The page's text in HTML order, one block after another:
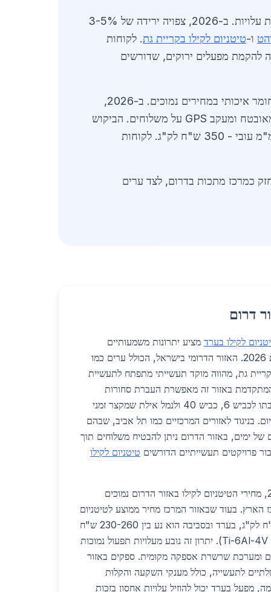
ספקים מרכזיים של טיטניום לקילו בערד משקיעים בטכנולוגיות חדשות כמו הדפסת 3D מטיטניום, מה שמפחית עלויות. ב-2026, צפויה ירידה של 3-5%
ו-טיטניום לקילו בקריית גת. לקוחות
להקמת מפעלים ירוקים, שדורשים
התפתחות שוק הטיטניום לקילו בערד כוללת גם שיתופי פעולה עם ספקים בינלאומיים מרוסיה וסין, שמספקים חומר איכותי במחירים נמוכים. ב-2026,
נרשמה עלייה של 22% ביבוא טיטניום לישראל, עם חלוקה שווה לאזור הדרום. בערד, ספקים מציעים אחסון מאובטח ומעקב GPS על משלוחים. הביקוש
בתעשיית האווירונאוטיקה גבוה, עם הזמנות של אלפי קילוגרמים חודשיים. מחירים לדוגמה: לוחות טיטניום 3 מ"מ עובי - 350 ש"ח לק"ג. לקוחות
העיר ממשיכה להתחזק כמרכז מתכות בדרום, לצד ערים
דרום
לקילו בערד מציע יתרונות משמעותיים
לספקים ולקוחות כאחד בשנת 2026. האזור הדרומי בישראל, הכולל ערים כמו
גת, מהווה מוקד תעשייתי מתפתח לתעשיית
המתקדמת באזור זה מאפשרת העברת סחורות
במהירות וביעילות, בזכות קרבתו לכביש 6, כביש 40 ולנמל אילת שמקצר זמני
בניגוד לאזורים המרכזיים כמו תל אביב, שבהם
של ימים, באזור הדרום ניתן להבטיח משלוחים תוך
טיטניום לקילו
מבחינת מחירים, בשנת 2026, מחירי הטיטניום לקילו באזור הדרום נמוכים
למרכז הארץ. בעוד שבאזור המרכז מחיר ממוצע לטיטניום
טהור עומד על 280-320 ש"ח לק"ג, בערד ובסביבה הוא נע בין 230-260 ש"ח
לק"ג, תלוי בטוהר ובסוג (כגון Ti-6Al-4V). יתרון זה נובע מעלויות תפעול נמוכות
ומערכת שרשרת אספקה מקומית. ספקים באזור
לתעשייה, כולל מענקי השקעה והקלות
מפעל בערד יכול להוזיל עלויות אחסון בזכות